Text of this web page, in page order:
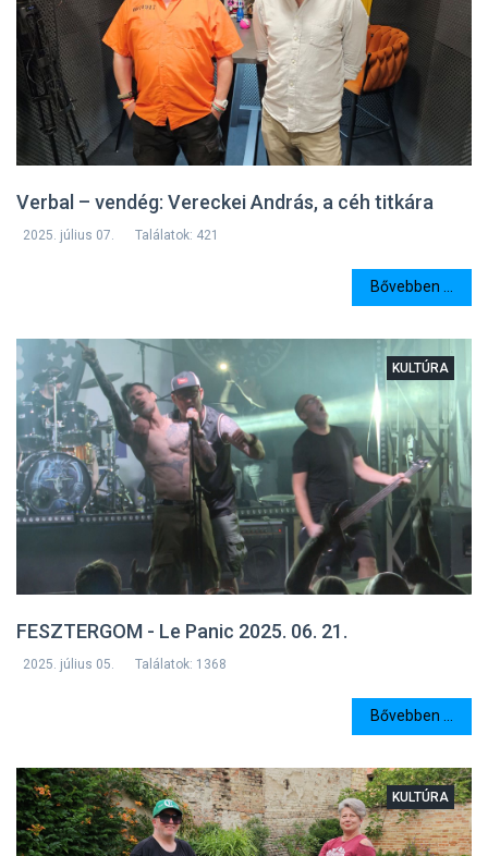
Verbal – vendég: Vereckei András, a céh titkára
2025. július 07. Találatok: 421
Bővebben ...
FESZTERGOM - Le Panic 2025. 06. 21.
KULTÚRA
2025. július 05. Találatok: 1368
Bővebben ...
KULTÚRA